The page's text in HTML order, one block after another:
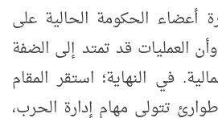
أعضاء الحكومة الحالية على
العمليات قد تمتد إلى الضفة
في النهاية؛ استقر المقام
تتولى مهام إدارة الحرب،